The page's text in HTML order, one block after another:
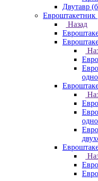
Двутавр
Евроштакетник
Назад